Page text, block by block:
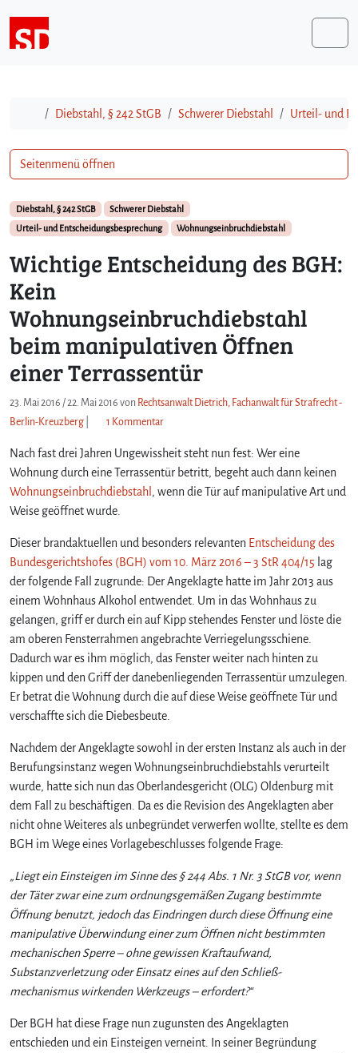
StartDiebstahl, § 242 StGB Schwerer Diebstahl Urteil- und
Diebstahl, § 242 StGB
Schwerer Diebstahl
Urteil- und Entscheidungsbesprechung
Wohnungseinbruchdiebstahl
Wichtige Entscheidung des BGH:
Kein
Wohnungseinbruchdiebstahl
beim manipulativen Öffnen
einer Terrassentür
23. Mai 2016 /22. Mai 2016 von Rechtsanwalt Dietrich, Fachanwalt für Strafrecht -
Berlin-Kreuzberg
1 Kommentarz
W
i
E
n
t
s
c
d
n
g
d
e
s
B
H
i
n
W
o
n
u
Nach fast drei Jahren Ungewissheit steht nun fest: Wer eine
Wohnung durch eine Terrassentür betritt, begeht auch dann keinen
Wohnungseinbruchdiebstahl , wenn die Tür auf manipulative Art und
Weise geöffnet wurde.
Dieser brandaktuellen und besonders relevanten Entscheidung des
Bundesgerichtshofes (BGH) vom 10. März 2016 – 3 StR 404/15 lag
der folgende Fall zugrunde: Der Angeklagte hatte im Jahr 2013 aus
einem Wohnhaus Alkohol entwendet. Um in das Wohnhaus zu
gelangen, griff er durch ein auf Kipp stehendes Fenster und löste die
am oberen Fensterrahmen angebrachte Verriegelungsschiene.
Dadurch war es ihm möglich, das Fenster weiter nach hinten zu
kippen und den Griff der danebenliegenden Terrassentür umzulegen.
Er betrat die Wohnung durch die auf diese Weise geöffnete Tür und
verschaffte sich die Diebesbeute.
Nachdem der Angeklagte sowohl in der ersten Instanz als auch in der
Berufungsinstanz wegen Wohnungseinbruchdiebstahls verurteilt
wurde, hatte sich nun das Oberlandesgericht (OLG) Oldenburg mit
dem Fall zu beschäftigen. Da es die Revision des Angeklagten aber
nicht ohne Weiteres als unbegründet verwerfen wollte, stellte es dem
BGH im Wege eines Vorlagebeschlusses folgende Frage:
„Liegt ein Einsteigen im Sinne des § 244 Abs. 1 Nr. 3 StGB vor, wenn
der Täter zwar eine zum ordnungsgemäßen Zugang bestimmte
Öffnung benutzt, jedoch das Eindringen durch diese Öffnung eine
manipulative Überwindung einer zum Öffnen nicht bestimmten
mechanischen Sperre – ohne gewissen Kraftaufwand,
Substanzverletzung oder Einsatz eines auf den Schließ-
mechanismus wirkenden Werkzeugs – erfordert?“
Der BGH hat diese Frage nun zugunsten des Angeklagten
entschieden und ein Einsteigen verneint. In seiner Begründung
Seitenmenü öffnen